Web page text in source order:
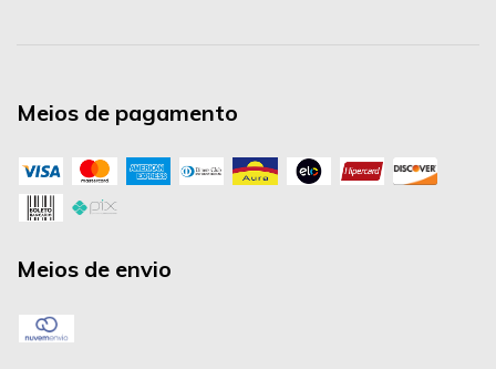
Meios de pagamento
Meios de envio